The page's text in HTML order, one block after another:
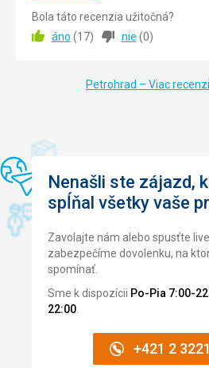
Strava
Strava
strava v hotelu (snídaně)
dostatečný do konce "snídaňového
velmi dobré restaurace s kvalitním
cenu. Vyjma cen piva, kde Čech
Ubytovanie
vzhledem k ceně velmi dobré
Táto recenzia bola preložená
Google Translate
Bola táto recenzia užitočná?
áno (17) nie (0)
Petrohrad – Viac
Nenašli ste zájazd,
spĺňal všetky vaše
Zavolajte nám alebo spusťte
zabezpečíme dovolenku, na
spomínať.
Sme k dispozícii Po-Pia 7:00-
22:00
+421 2